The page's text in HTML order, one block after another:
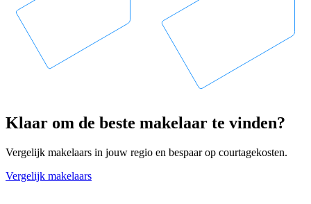
Klaar om de beste makelaar te vinden?
Vergelijk makelaars in jouw regio en bespaar op courtagekosten.
Vergelijk makelaars